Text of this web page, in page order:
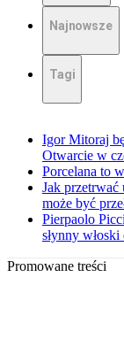
Najnowsze
Tagi
Igor Mitoraj
Otwarcie w
Porcelana to
Jak przetrwać
może być
Pierpaolo
słynny
Promowane treści